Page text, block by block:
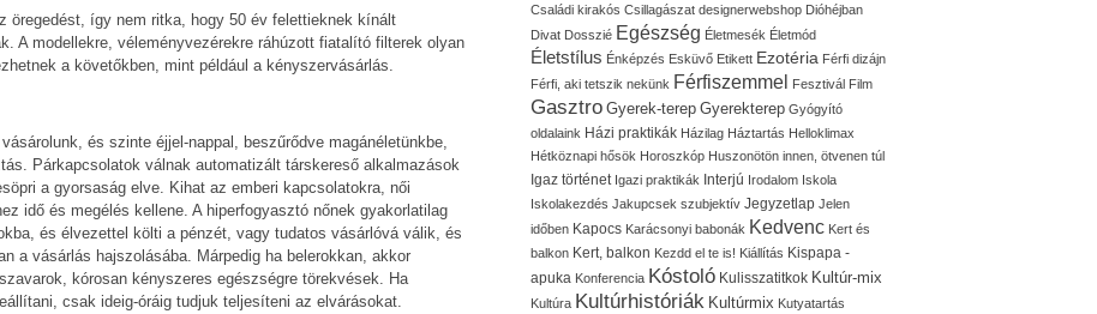
öregedést, így nem ritka, hogy 50 év felettieknek kínált
A modellekre, véleményvezérekre ráhúzott fiatalító filterek olyan
a követőkben, mint például a kényszervásárlás.
és szinte éjjel-nappal, beszűrődve magánéletünkbe,
Párkapcsolatok válnak automatizált társkereső alkalmazások
a gyorsaság elve. Kihat az emberi kapcsolatokra, női
idő és megélés kellene. A hiperfogyasztó nőnek gyakorlatilag
és élvezettel költi a pénzét, vagy tudatos vásárlóvá válik, és
a vásárlás hajszolásába. Márpedig ha belerokkan, akkor
kórosan kényszeres egészségre törekvések. Ha
csak ideig-óráig tudjuk teljesíteni az elvárásokat.
Családi kirakós Csillagászat designerwebshop Dióhéjban
Divat Dosszié Egészség Életmesék Életmód
Életstílus Énképzés Esküvő Etikett Ezotéria Férfi dizájn
Férfi, aki tetszik nekünk Férfiszemmel Fesztivál Film
Gasztro Gyerek-terep Gyerekterep Gyógyító
oldalaink Házi praktikák Házilag Háztartás Helloklimax
Hétköznapi hősök Horoszkóp Huszonötön innen, ötvenen túl
Igaz történet Igazi praktikák Interjú Irodalom Iskola
Iskolakezdés Jakupcsek szubjektív Jegyzetlap Jelen
időben Kapocs Karácsonyi babonák Kedvenc Kert és
balkon Kert, balkon Kezdd el te is! Kiállítás Kispapa -
apuka Konferencia Kóstoló Kulisszatitkok Kultúr-mix
Kultúra Kultúrhistóriák Kultúrmix Kutyatartás